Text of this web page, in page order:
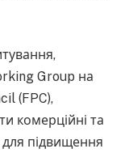
Group на
(FPC),
комерційні та
для підвищення